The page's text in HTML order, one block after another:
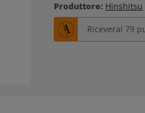
Produttore: Hinshitsu
Riceverai 79